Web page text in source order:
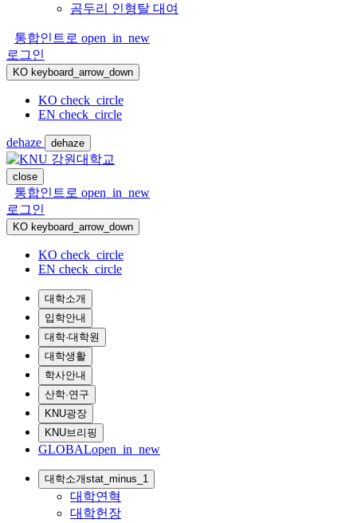
곰두리 인형탈 대여
통합인트로 open_in_new
로그인
KO keyboard_arrow_down
KO check_circle
EN check_circle
dehaze dehaze
close
통합인트로 open_in_new
로그인
KO keyboard_arrow_down
KO check_circle
EN check_circle
대학소개
입학안내
대학·대학원
대학생활
학사안내
산학·연구
KNU광장
KNU브리핑
GLOBALopen_in_new
대학소개stat_minus_1
대학연혁
대학헌장